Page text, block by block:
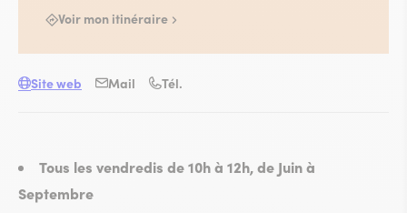
Tous les vendredis de 10h à 12h, de Juin à
Septembre
Voir mon itinéraire
Site web Mail Tél.